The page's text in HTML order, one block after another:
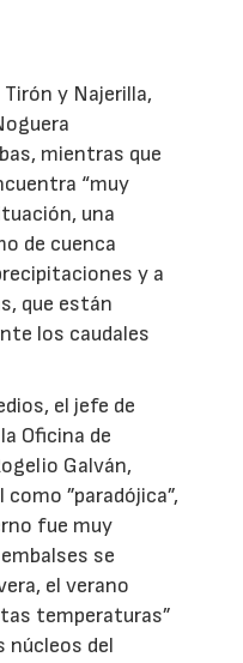
y Najerilla,
mientras que
“muy
una
de cuenca
y a
que están
los caudales
el jefe de
Oficina de
Galván,
”paradójica”,
fue muy
se
el verano
temperaturas”
núcleos del